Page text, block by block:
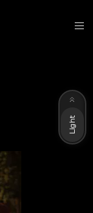
Light
Dark